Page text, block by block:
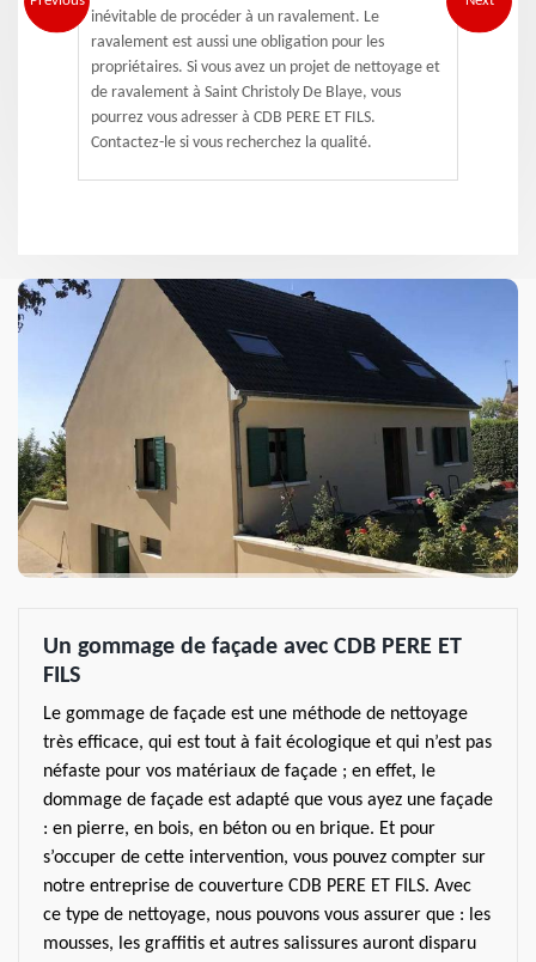
inévitable de procéder à un ravalement. Le
ravalement est aussi une obligation pour les
propriétaires. Si vous avez un projet de nettoyage et
de ravalement à Saint Christoly De Blaye, vous
pourrez vous adresser à CDB PERE ET FILS.
Contactez-le si vous recherchez la qualité.
Un gommage de façade avec CDB PERE ET
FILS
Le gommage de façade est une méthode de nettoyage
très efficace, qui est tout à fait écologique et qui n’est pas
néfaste pour vos matériaux de façade ; en effet, le
dommage de façade est adapté que vous ayez une façade
: en pierre, en bois, en béton ou en brique. Et pour
s’occuper de cette intervention, vous pouvez compter sur
notre entreprise de couverture CDB PERE ET FILS. Avec
ce type de nettoyage, nous pouvons vous assurer que : les
mousses, les graffitis et autres salissures auront disparu